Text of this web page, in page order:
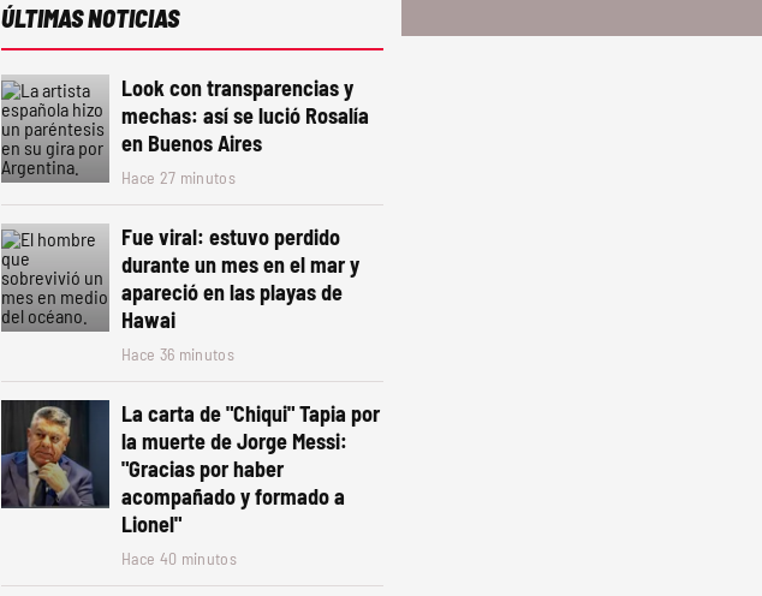
ÚLTIMAS NOTICIAS
Look con transparencias y
mechas: así se lució Rosalía
en Buenos Aires
Hace 27 minutos
Fue viral: estuvo perdido
durante un mes en el mar y
apareció en las playas de
Hawai
Hace 36 minutos
La carta de "Chiqui" Tapia por
la muerte de Jorge Messi:
"Gracias por haber
acompañado y formado a
Lionel"
Hace 40 minutos